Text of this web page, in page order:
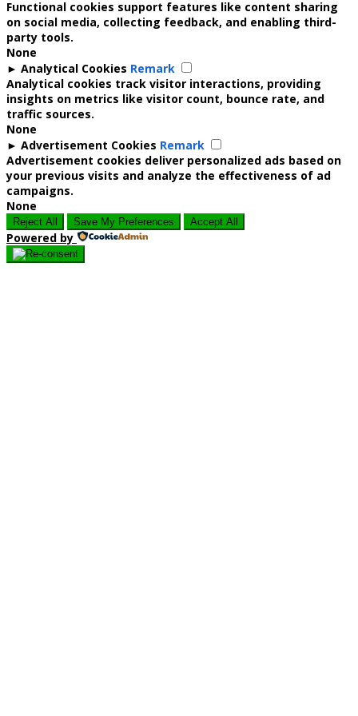
Functional cookies support features like content sharing
on social media, collecting feedback, and enabling third-
party tools.
None
► Analytical Cookies Remark
Analytical cookies track visitor interactions, providing
insights on metrics like visitor count, bounce rate, and
traffic sources.
None
► Advertisement Cookies Remark
Advertisement cookies deliver personalized ads based on
your previous visits and analyze the effectiveness of ad
campaigns.
None
Reject All Save My Preferences Accept All
Powered by